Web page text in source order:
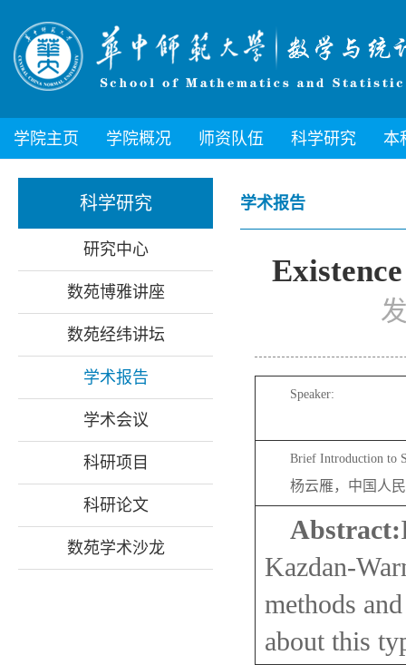
学院主页 学院概况 师资队伍 科学研究 本
科学研究
研究中心
数苑博雅讲座
数苑经纬讲坛
学术报告
学术会议
科研项目
科研论文
数苑学术沙龙
学术报告
Speaker:
Brief Introduction to
杨云雁， 中国人
Abstract:
Kazdan-
methods
about this